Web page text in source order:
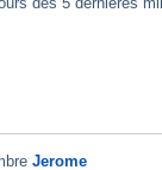
Jerome